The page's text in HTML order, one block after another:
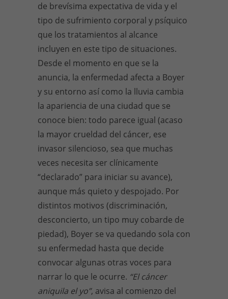
de brevísima expectativa de vida y el
tipo de sufrimiento corporal y psíquico
que los tratamientos al alcance
incluyen en este tipo de situaciones.
Desde el momento en que se la
anuncia, la enfermedad afecta a Boyer
y su entorno así como la lluvia cambia
la apariencia de una ciudad que se
conoce bien: todo parece igual (acaso
la mayor crueldad del cáncer, ese
invasor silencioso, sea que muchas
veces necesita ser clínicamente
“declarado” para iniciar su avance),
aunque más quieto y despojado. Por
distintos motivos (discriminación,
desconcierto, un tipo muy cobarde de
piedad), Boyer se va quedando sola con
su enfermedad hasta que decide
convocar algunas otras voces para
narrar lo que le ocurre. “El cáncer
aniquila el yo”, avisa al comienzo del